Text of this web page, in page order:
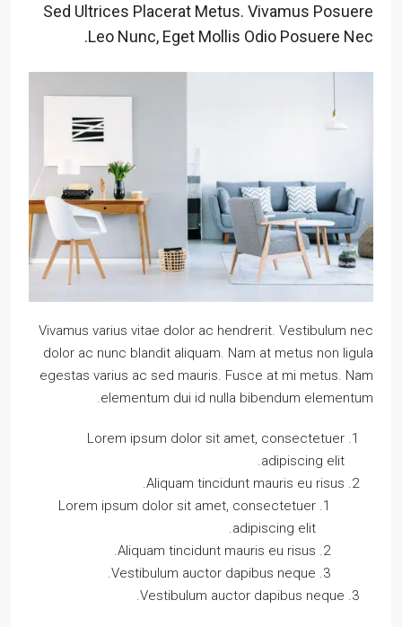
Sed Ultrices Placerat Metus. Vivamus Posuere
Leo Nunc, Eget Mollis Odio Posuere Nec.
Vivamus varius vitae dolor ac hendrerit. Vestibulum nec
dolor ac nunc blandit aliquam. Nam at metus non ligula
egestas varius ac sed mauris. Fusce at mi metus. Nam
elementum dui id nulla bibendum elementum.
Lorem ipsum dolor sit amet, consectetuer
adipiscing elit.
Aliquam tincidunt mauris eu risus.
Lorem ipsum dolor sit amet, consectetuer
adipiscing elit.
Aliquam tincidunt mauris eu risus.
Vestibulum auctor dapibus neque.
Vestibulum auctor dapibus neque.